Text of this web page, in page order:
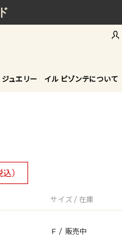
ュエリー イル ビゾンテについて
）
サイズ / 在庫
F / 販売中